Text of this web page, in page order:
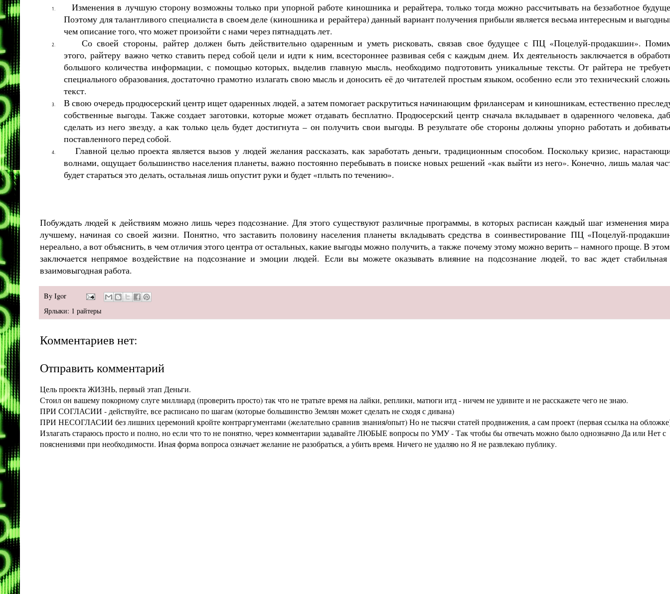
1. Изменения в лучшую сторону возможны только при упорной работе киношника и рерайтера, только тогда можно рассчитывать на беззаботное
Поэтому для талантливого специалиста в своем деле (киношника и рерайтера) данный вариант получения прибыли является весьма интересным и
чем описание того, что может произойти с нами через пятнадцать лет.
2. Со своей стороны, райтер должен быть действительно одаренным и уметь рисковать, связав свое будущее с ПЦ «Поцелуй-продакшин».
этого, райтеру важно четко ставить перед собой цели и идти к ним, всестороннее развивая себя с каждым днем. Их деятельность заключается в
большого количества информации, с помощью которых, выделив главную мысль, необходимо подготовить уникальные тексты. От райтера не
специального образования, достаточно грамотно излагать свою мысль и доносить её до читателей простым языком, особенно если это технический
текст.
3. В свою очередь продюсерский центр ищет одаренных людей, а затем помогает раскрутиться начинающим фрилансерам и киношникам, естественно
собственные выгоды. Также создает заготовки, которые может отдавать бесплатно. Продюсерский центр сначала вкладывает в одаренного человека,
сделать из него звезду, а как только цель будет достигнута – он получить свои выгоды. В результате обе стороны должны упорно работать и
поставленного перед собой.
4.
Главной целью проекта является вызов у людей желания рассказать, как заработать деньги, традиционным способом. Поскольку кризис,
волнами, ощущает большинство населения планеты, важно постоянно перебывать в поиске новых решений «как выйти из него». Конечно, лишь малая
будет стараться это делать, остальная лишь опустит руки и будет «плыть по течению».
Побуждать людей к действиям можно лишь через подсознание. Для этого существуют различные программы, в которых расписан каждый шаг изменения
лучшему, начиная со своей жизни. Понятно, что заставить половину населения планеты вкладывать средства в соинвестирование ПЦ «Поцелуй-
нереально, а вот объяснить, в чем отличия этого центра от остальных, какие выгоды можно получить, а также почему этому можно верить – намного проще. В
заключается непрямое воздействие на подсознание и эмоции людей. Если вы можете оказывать влияние на подсознание людей, то вас ждет
взаимовыгодная работа.
By Igor
Ярлыки: 1 райтеры
Комментариев нет:
Отправить комментарий
Цель проекта ЖИЗНЬ, первый этап Деньги.
Стоил он вашему покорному слуге миллиард (проверить просто) так что не тратьте время на лайки, реплики, матюги итд - ничем не удивите и не расскажете чего не знаю.
ПРИ СОГЛАСИИ - действуйте, все расписано по шагам (которые большинство Землян может сделать не сходя с дивана)
ПРИ НЕСОГЛАСИИ без лишних церемоний кройте контраргументами (желательно сравнив знания/опыт) Но не тысячи статей продвижения, а сам проект (первая ссылка на
Излагать стараюсь просто и полно, но если что то не понятно, через комментарии задавайте ЛЮБЫЕ вопросы по УМУ - Так чтобы бы отвечать можно было однозначно Да или Нет с
пояснениями при необходимости. Иная форма вопроса означает желание не разобраться, а убить время. Ничего не удаляю но Я не развлекаю публику.